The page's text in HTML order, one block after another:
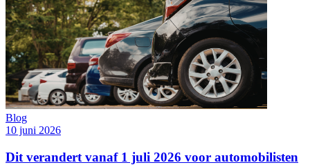
Blog
10 juni 2026
Dit verandert vanaf 1 juli 2026 voor automobilisten